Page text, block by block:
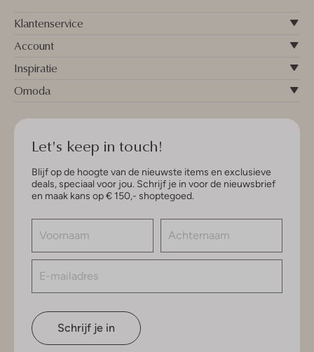
Klantenservice
Account
Inspiratie
Omoda
Let's keep in touch!
Blijf op de hoogte van de nieuwste items en exclusieve
deals, speciaal voor jou. Schrijf je in voor de nieuwsbrief
en maak kans op € 150,- shoptegoed.
Schrijf je in